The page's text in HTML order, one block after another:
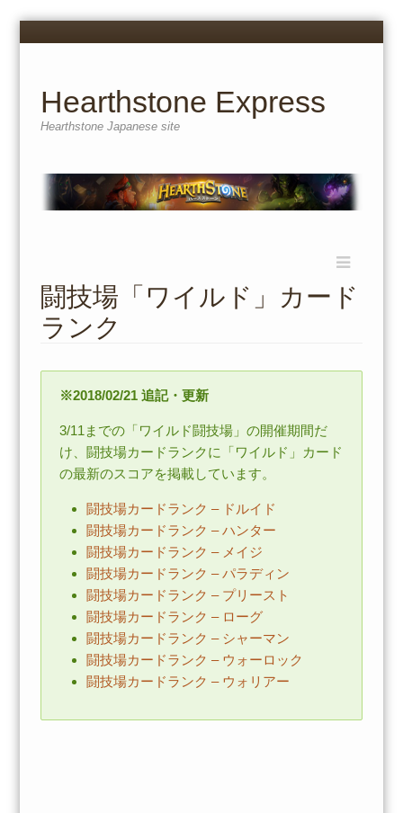
Menu
Hearthstone Express
Hearthstone Japanese site
content
闘技場「ワイルド」カード
ランク
※2018/02/21 追記・更新
3/11までの「ワイルド闘技場」の開催期間だ
け、闘技場カードランクに「ワイルド」カード
の最新のスコアを掲載しています。
闘技場カードランク – ドルイド
闘技場カードランク – ハンター
闘技場カードランク – メイジ
闘技場カードランク – パラディン
闘技場カードランク – プリースト
闘技場カードランク – ローグ
闘技場カードランク – シャーマン
闘技場カードランク – ウォーロック
闘技場カードランク – ウォリアー